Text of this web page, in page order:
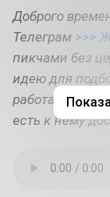
Доброго
Телеграм
пикчами без
идею для
работами с
есть к нему